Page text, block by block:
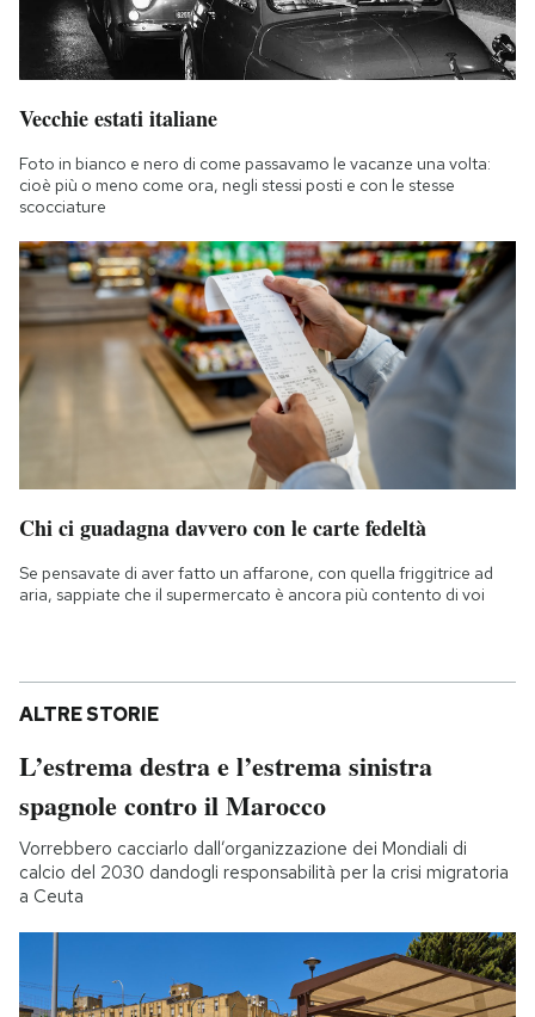
Vecchie estati italiane
Foto in bianco e nero di come passavamo le vacanze una volta:
cioè più o meno come ora, negli stessi posti e con le stesse
scocciature
Chi ci guadagna davvero con le carte fedeltà
Se pensavate di aver fatto un affarone, con quella friggitrice ad
aria, sappiate che il supermercato è ancora più contento di voi
ALTRE STORIE
L’estrema destra e l’estrema sinistra
spagnole contro il Marocco
Vorrebbero cacciarlo dall’organizzazione dei Mondiali di
calcio del 2030 dandogli responsabilità per la crisi migratoria
a Ceuta